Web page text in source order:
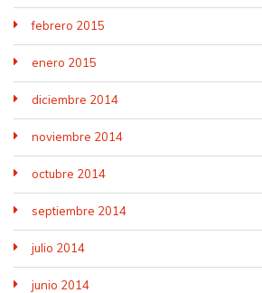
febrero 2015
enero 2015
diciembre 2014
noviembre 2014
octubre 2014
septiembre 2014
julio 2014
junio 2014